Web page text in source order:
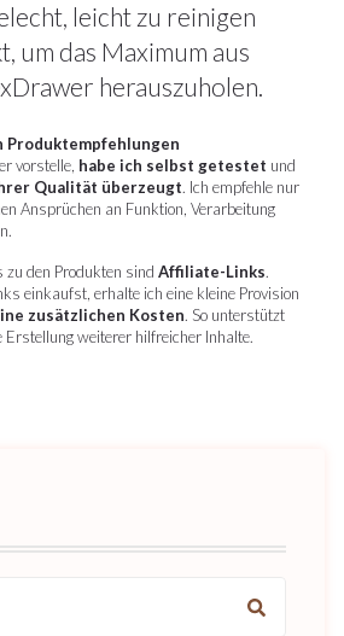
leicht zu reinigen
um das Maximum aus
herauszuholen.
Produktempfehlungen
vorstelle, habe ich selbst getestet und
Qualität überzeugt. Ich empfehle nur
Ansprüchen an Funktion, Verarbeitung
zu den Produkten sind Affiliate-Links.
einkaufst, erhalte ich eine kleine Provision
zusätzlichen Kosten. So unterstützt
Erstellung weiterer hilfreicher Inhalte.